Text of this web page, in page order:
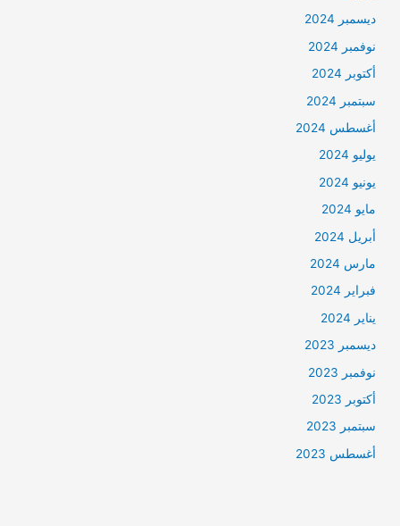
ديسمبر 2024
نوفمبر 2024
أكتوبر 2024
سبتمبر 2024
أغسطس 2024
يوليو 2024
يونيو 2024
مايو 2024
أبريل 2024
مارس 2024
فبراير 2024
يناير 2024
ديسمبر 2023
نوفمبر 2023
أكتوبر 2023
سبتمبر 2023
أغسطس 2023